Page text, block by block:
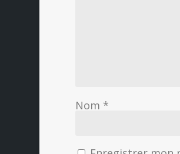
Nom *